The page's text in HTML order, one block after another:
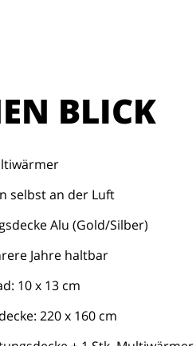
BLICK
selbst an der Luft
Alu (Gold/Silber)
Jahre haltbar
10 x 13 cm
220 x 160 cm